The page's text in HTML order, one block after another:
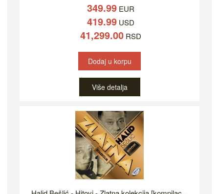
349.99 EUR
419.99 USD
41,299.00 RSD
Dodaj u korpu
Više detalja